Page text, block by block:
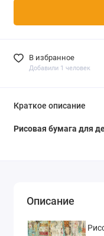
В избранное
Добавили 1 человек
Краткое описание
Рисовая бумага для
Описание